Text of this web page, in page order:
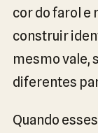
cor do farol e
construir
mesmo vale,
diferentes
Quando